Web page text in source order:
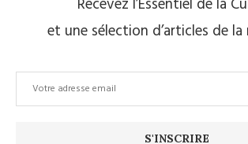
Recevez l’Essentiel de la
et une sélection d’articles de